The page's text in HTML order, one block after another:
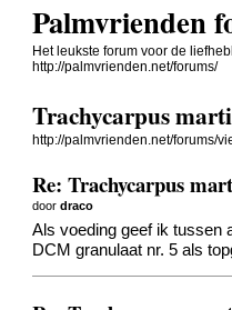
Palmvrienden
Het leukste forum voor de
http://palmvrienden.net/forums/
Trachycarpus
http://palmvrienden.net/forums/
Re: Trachycarpus
doordraco
Als voeding geef ik tussen
DCM granulaat nr. 5 als